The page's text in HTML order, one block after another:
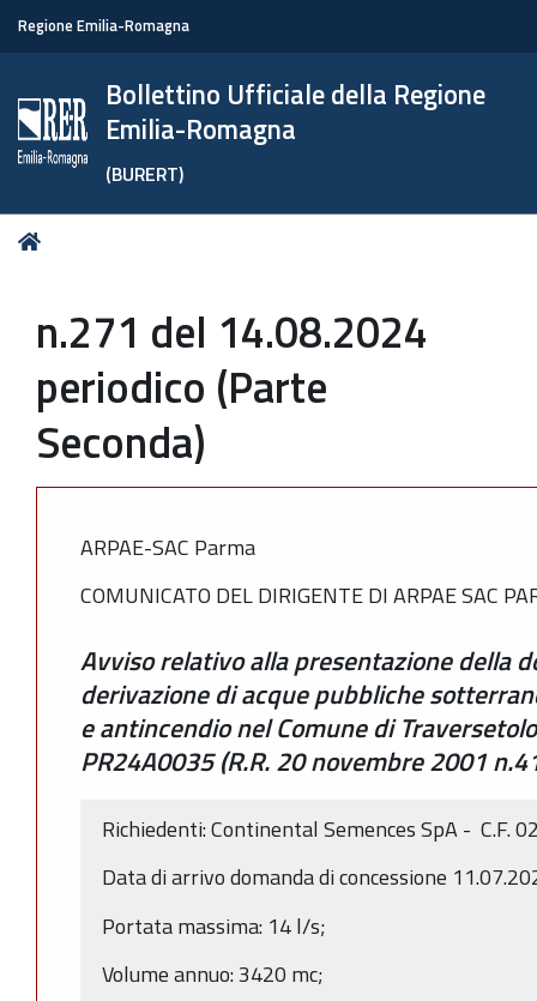
Regione Emilia-Romagna
Bollettino Ufficiale della Regione
Emilia-Romagna
(BURERT)
Tu
n.271 del 14.08.2024
periodico (Parte
Seconda)
ARPAE-SAC Parma
COMUNICATO DEL DIRIGENTE DI ARPAE SAC
Avviso relativo alla presentazione della
derivazione di acque pubbliche
e antincendio nel Comune di
PR24A0035 (R.R. 20 novembre 2001
Richiedenti: Continental Semences SpA - C.F.
Data di arrivo domanda di concessione
Portata massima: 14 l/s;
Volume annuo: 3420 mc;